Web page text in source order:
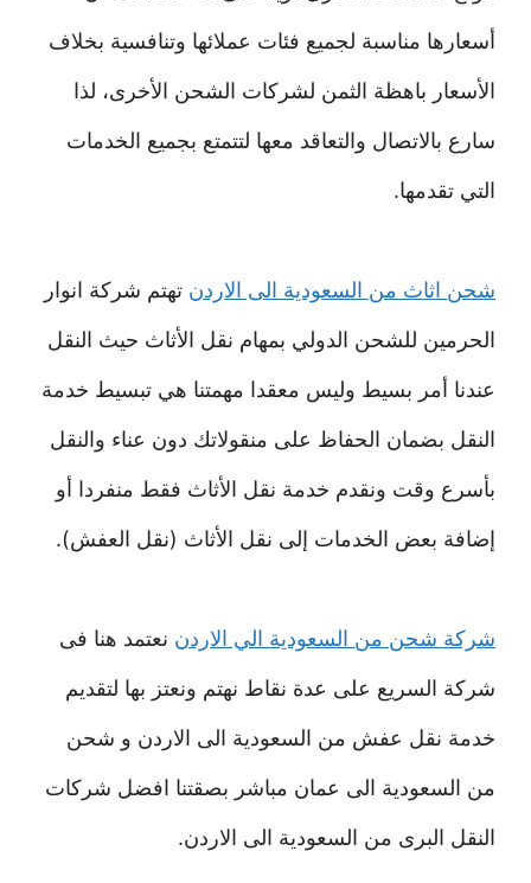
أسعارها مناسبة لجميع فئات عملائها وتنافسية بخلاف
الأسعار باهظة الثمن لشركات الشحن الأخرى، لذا
سارع بالاتصال والتعاقد معها لتتمتع بجميع الخدمات
التي تقدمها.
شحن اثاث من السعودية الى الاردن تهتم شركة انوار
الحرمين للشحن الدولي بمهام نقل الأثاث حيث النقل
عندنا أمر بسيط وليس معقدا مهمتنا هي تبسيط خدمة
النقل بضمان الحفاظ على منقولاتك دون عناء والنقل
بأسرع وقت ونقدم خدمة نقل الأثاث فقط منفردا أو
إضافة بعض الخدمات إلى نقل الأثاث (نقل العفش).
شركة شحن من السعودية الي الاردن نعتمد هنا فى
شركة السريع على عدة نقاط نهتم ونعتز بها لتقديم
خدمة نقل عفش من السعودية الى الاردن و شحن
من السعودية الى عمان مباشر بصقتنا افضل شركات
النقل البرى من السعودية الى الاردن.